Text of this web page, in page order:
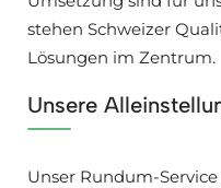
stehen Schweizer
Lösungen im Zentrum.
Unsere
Unser Rundum-